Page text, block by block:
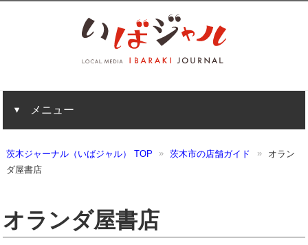
メニュー
茨木ジャーナル（いばジャル） TOP 茨木市の店舗ガイド
オラン
ダ屋書店
オランダ屋書店